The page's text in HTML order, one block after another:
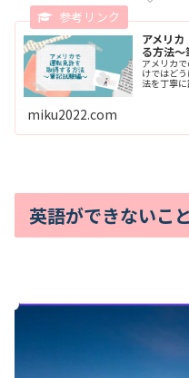
アメリ
る方法
アメリカ
けではど
法を丁寧
miku2022.com
英語ができないこ